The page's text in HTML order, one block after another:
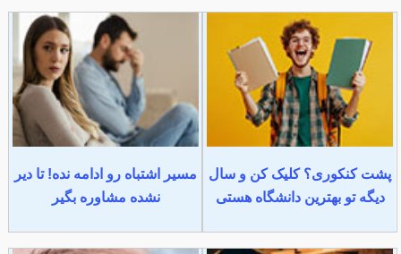
پشت کنکوری؟ کلیک کن و سال
دیگه تو بهترین دانشگاه هستی
مسیر اشتباه رو ادامه نده! تا دیر
نشده مشاوره بگیر